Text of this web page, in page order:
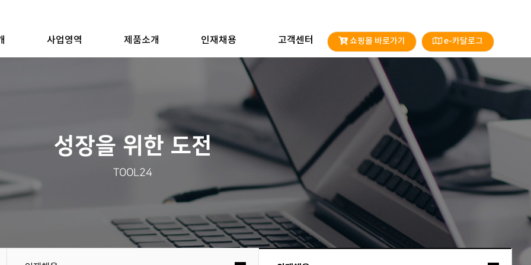
사업영역 제품소개 인재채용 고객센터 쇼핑몰 바로가기 e-카달로그
성장을 위한 도전
TOOL24